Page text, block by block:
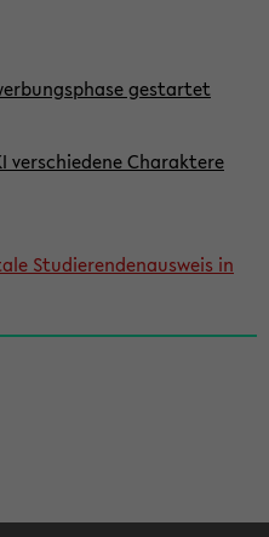
gestartet
verschiedene Charaktere
Studierendenausweis in